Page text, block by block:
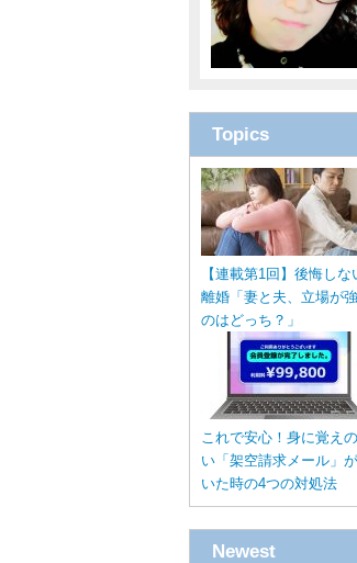
Topics
【連載第1回】後悔しな
離婚「妻と夫、立場が
のはどっち？」
これで安心！身に覚え
い「架空請求メール」
いた時の4つの対処法
Newest